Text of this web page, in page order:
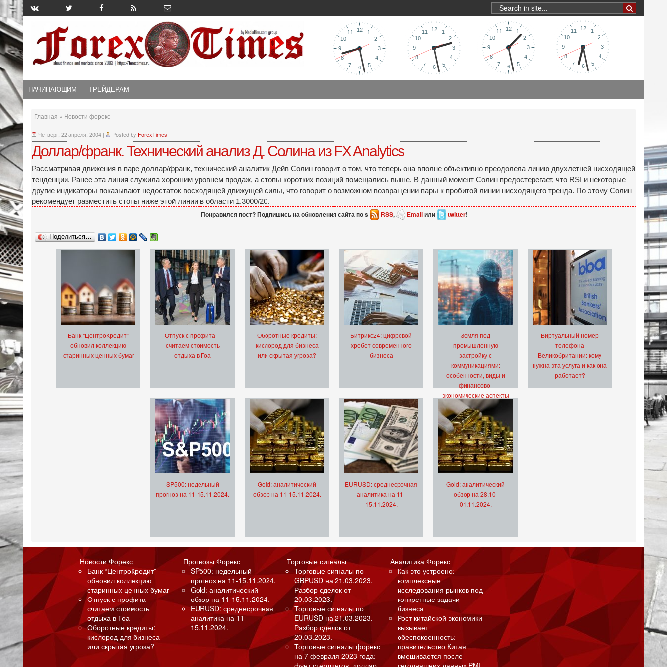
НАЧИНАЮЩИМ ТРЕЙДЕРАМ
Главная » Новости форекс
Четверг, 22 апреля, 2004 | Posted by ForexTimes
Доллар/франк. Технический анализ Д. Солина из FX Analytics
Рассматривая движения в паре доллар/франк, технический аналитик Дейв Солин говорит о том, что теперь она вполне объективно преодолела линию двухлетней нисходящей
тенденции. Ранее эта линия служила хорошим уровнем продаж, а стопы коротких позиций помещались выше. В данный момент Солин предостерегает, что RSI и некоторые
другие индикаторы показывают недостаток восходящей движущей силы, что говорит о возможном возвращении пары к пробитой линии нисходящего тренда. По этому Солин
рекомендует разместить стопы ниже этой линии в области 1.3000/20.
Понравился пост? Подпишись на обновления сайта по s RSS, Emailили twitter!
Поделиться…
Банк “ЦентроКредит”
обновил коллекцию
старинных ценных бумаг
Отпуск с профита –
считаем стоимость
отдыха в Гоа
Оборотные кредиты:
кислород для бизнеса
или скрытая угроза?
Битрикс24: цифровой
хребет современного
бизнеса
Земля под
промышленную
застройку с
коммуникациями:
особенности, виды и
финансово-
экономические аспекты
Виртуальный номер
телефона
Великобритании: кому
нужна эта услуга и как она
работает?
SP500: недельный
прогноз на 11-15.11.2024.
Gold: аналитический
обзор на 11-15.11.2024.
EURUSD: среднесрочная
аналитика на 11-
15.11.2024.
Gold: аналитический
обзор на 28.10-
01.11.2024.
Новости Форекс
Банк “ЦентроКредит”
обновил коллекцию
старинных ценных бумаг
Отпуск с профита –
считаем стоимость
отдыха в Гоа
Оборотные кредиты:
кислород для бизнеса
или скрытая угроза?
Прогнозы Форекс
SP500: недельный
прогноз на 11-15.11.2024.
Gold: аналитический
обзор на 11-15.11.2024.
EURUSD: среднесрочная
аналитика на 11-
15.11.2024.
Торговые сигналы
Торговые сигналы по
GBPUSD на 21.03.2023.
Разбор сделок от
20.03.2023.
Торговые сигналы по
EURUSD на 21.03.2023.
Разбор сделок от
20.03.2023.
Торговые сигналы форекс
на 7 февраля 2023 года:
Аналитика Форекс
Как это устроено:
комплексные
исследования рынков под
конкретные задачи
бизнеса
Рост китайской экономики
вызывает
обеспокоенность:
правительство Китая
вмешивается после